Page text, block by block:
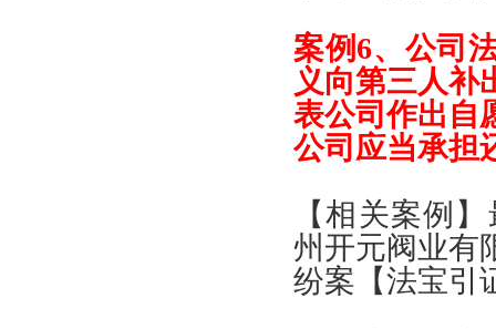
案例6、 公司
义向第三人补
表公司作出自
公司应当承担
【相关案例 】
州开元阀业有
纷案 【法宝引